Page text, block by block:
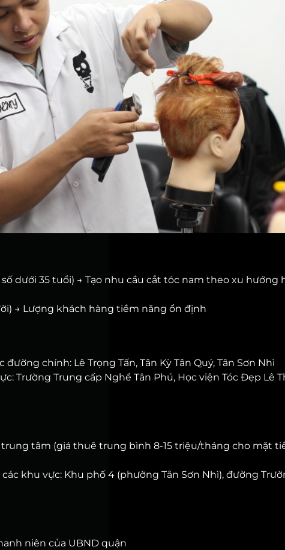
dưới 35 tuổi) → Tạo nhu cầu cắt tóc nam theo xu hướng
→ Lượng khách hàng tiềm năng ổn định
chính: Lê Trọng Tấn, Tân Kỳ Tân Quý, Tân Sơn Nhì
Trường Trung cấp Nghề Tân Phú, Học viện Tóc Đẹp Lê
tâm (giá thuê trung bình 8-15 triệu/tháng cho mặt
khu vực: Khu phố 4 (phường Tân Sơn Nhì), đường
niên của UBND quận